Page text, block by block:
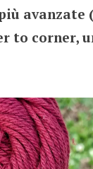
avanzate
to corner,